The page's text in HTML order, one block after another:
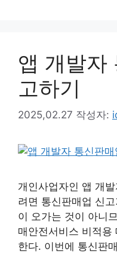
앱 개발자
고하기
2025,02.27 작성자:
개인사업자인 앱 개
려면 통신판매업 신
이 오가는 것이 아니
매안전서비스 비적용
한다. 이번에 통신판